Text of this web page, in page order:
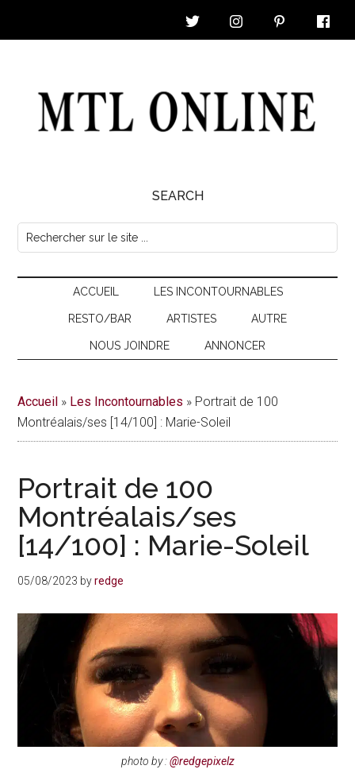
Online
|
Nouvelles
de
vie
urbaine
à
Montréal
SEARCH
Rechercher
sur
le
ACCUEIL LES INCONTOURNABLES
RESTO/BAR ARTISTES AUTRE
NOUS JOINDRE ANNONCER
Accueil » Les Incontournables » Portrait de 100
Montréalais/ses [14/100] : Marie-Soleil
Portrait de 100
Montréalais/ses
[14/100] : Marie-Soleil
05/08/2023 byredge
photo by :@redgepixelz